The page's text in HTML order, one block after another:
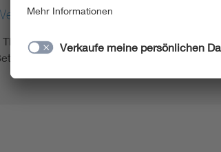
Fokus wird gesetzt?
Themenfelder sind identifiziert: Frequenz,
und Netz- und